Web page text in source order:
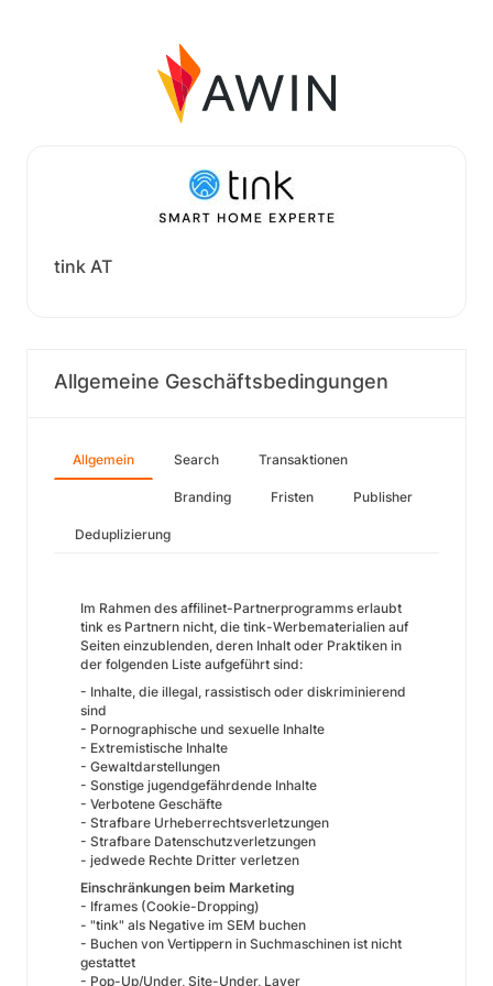
tink AT
Allgemeine Geschäftsbedingungen
Allgemein Search Transaktionen
Branding Fristen Publisher
Deduplizierung
Im Rahmen des affilinet-Partnerprogramms erlaubt
tink es Partnern nicht, die tink-Werbematerialien auf
Seiten einzublenden, deren Inhalt oder Praktiken in
der folgenden Liste aufgeführt sind:
- Inhalte, die illegal, rassistisch oder diskriminierend
sind
- Pornographische und sexuelle Inhalte
- Extremistische Inhalte
- Gewaltdarstellungen
- Sonstige jugendgefährdende Inhalte
- Verbotene Geschäfte
- Strafbare Urheberrechtsverletzungen
- Strafbare Datenschutzverletzungen
- jedwede Rechte Dritter verletzen
Einschränkungen beim Marketing
- Iframes (Cookie-Dropping)
- "tink" als Negative im SEM buchen
- Buchen von Vertippern in Suchmaschinen ist nicht
gestattet
- Pop-Up/Under, Site-Under, Layer